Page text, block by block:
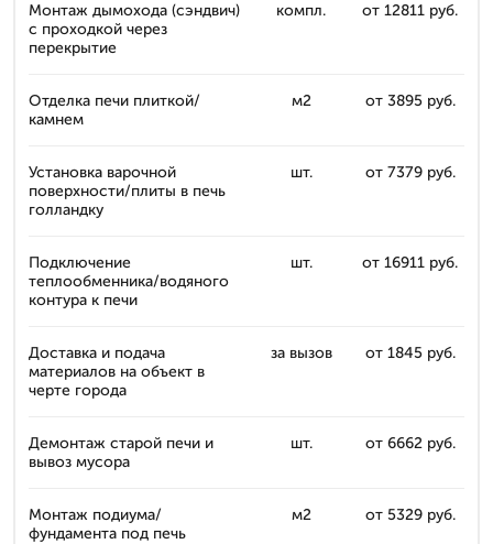
Монтаж дымохода (сэндвич)
с проходкой через
перекрытие
компл. от 12811 руб.
Отделка печи плиткой/
камнем
м2 от 3895 руб.
Установка варочной
поверхности/плиты в печь
голландку
шт. от 7379 руб.
Подключение
теплообменника/водяного
контура к печи
шт. от 16911 руб.
Доставка и подача
материалов на объект в
черте города
за вызов от 1845 руб.
Демонтаж старой печи и
вывоз мусора
шт. от 6662 руб.
Монтаж подиума/
фундамента под печь
м2 от 5329 руб.